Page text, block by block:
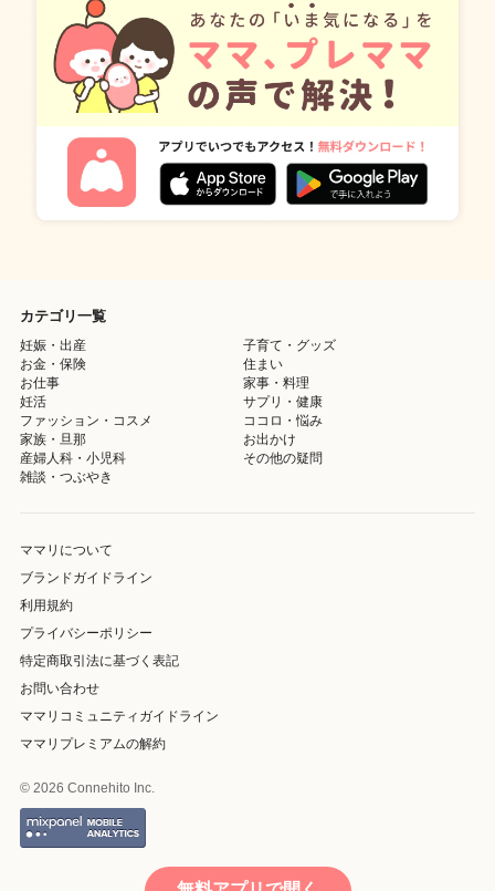
カテゴリ一覧
妊娠・出産
子育て・グッズ
お金・保険
住まい
お仕事
家事・料理
妊活
サプリ・健康
ファッション・コスメ
ココロ・悩み
家族・旦那
お出かけ
産婦人科・小児科
その他の疑問
雑談・つぶやき
ママリについて
ブランドガイドライン
利用規約
プライバシーポリシー
特定商取引法に基づく表記
お問い合わせ
ママリコミュニティガイドライン
ママリプレミアムの解約
© 2026 Connehito Inc.